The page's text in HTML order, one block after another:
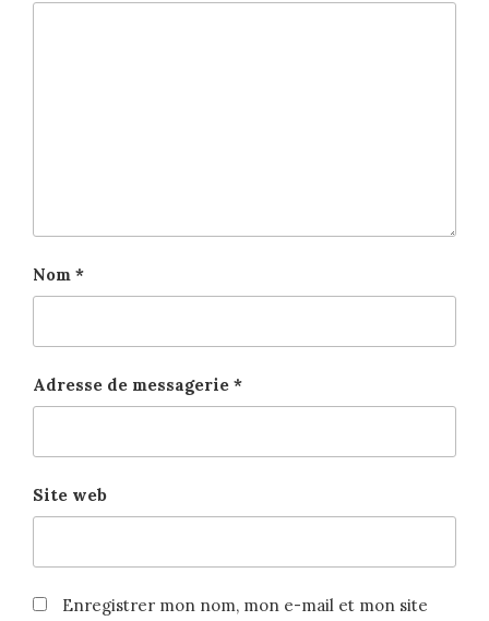
Nom *
Adresse de messagerie *
Site web
Enregistrer mon nom, mon e-mail et mon site